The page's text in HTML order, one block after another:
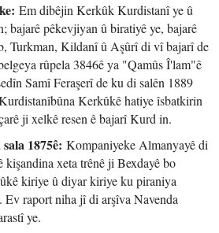
Em dibêjin Kerkûk Kurdistanî ye û
bajarê pêkevjiyan û biratiyê ye, bajarê
Turkman, Kildanî û Aşûrî di vî bajarî de
rûpela 3846ê ya "Qamûs Î'lam"ê
Samî Feraşerî de ku di salên 1889
Kerkûkê hatiye îsbatkirin
ji xelkê resen ê bajarî Kurd in.
1875ê: Kompaniyeke Almanyayê di
kişandina xeta trênê ji Bexdayê bo
kiriye û diyar kiriye ku piraniya
raport niha jî di arşîva Navenda
ye.